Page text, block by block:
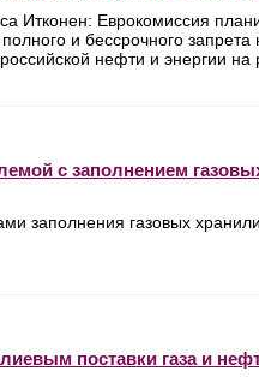
Итконен: Еврокомиссия
и бессрочного запрета
российской нефти и энергии на
с заполнением
заполнения газовых
поставки газа и